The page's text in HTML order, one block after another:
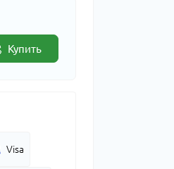
Купить
Visa